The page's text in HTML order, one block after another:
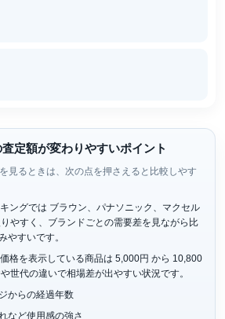
定額が変わりやすいポイント
見るときは、次の点を押さえると比較しやす
ングでは ブラウン、パナソニック、マクセル
やすく、ブランドごとの需要差を見ながら比
やすいです。
格を表示している商品は 5,000円 から 10,800
世代の違いで相場差が出やすい状況です。
からの経過年数
など使用感の強さ